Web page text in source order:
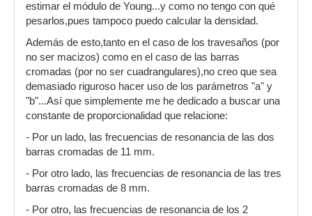
estimar el módulo de Young...y como no tengo con qué
pesarlos,pues tampoco puedo calcular la densidad.
Además de esto,tanto en el caso de los travesaños (por
no ser macizos) como en el caso de las barras
cromadas (por no ser cuadrangulares),no creo que sea
demasiado riguroso hacer uso de los parámetros "a" y
"b"...Así que simplemente me he dedicado a buscar una
constante de proporcionalidad que relacione:
- Por un lado, las frecuencias de resonancia de las dos
barras cromadas de 11 mm.
- Por otro lado, las frecuencias de resonancia de las tres
barras cromadas de 8 mm.
- Por otro, las frecuencias de resonancia de los 2